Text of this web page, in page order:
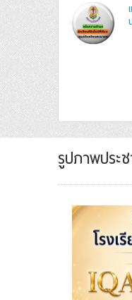
รูปภาพประ
นครนาย